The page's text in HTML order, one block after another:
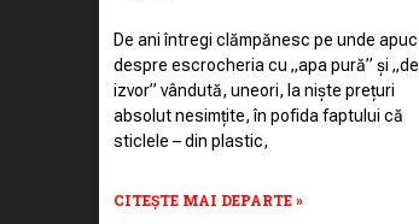
De ani întregi clămpănesc pe unde apuc
despre escrocheria cu „apa pură” și „de
izvor” vândută, uneori, la niște prețuri
absolut nesimțite, în pofida faptului că
sticlele – din plastic,
CITEȘTE MAI DEPARTE »